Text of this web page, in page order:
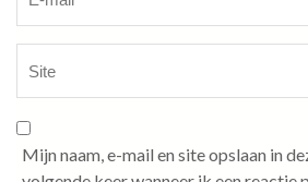
Mijn naam, e-mail en site opslaan in